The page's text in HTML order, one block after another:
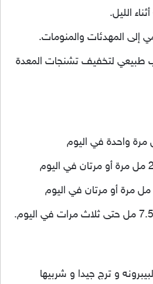
الليل.
إلى المهدئات والمنومات.
طبيعي لتخفيف تشنجات المعدة
و ترج جيدا و شربيها